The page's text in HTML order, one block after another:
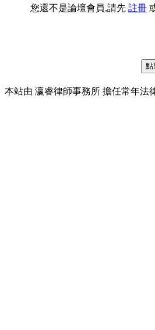
您還不是論壇會員,請先 註冊
本站由 瀛睿律師事務所 擔任常年法